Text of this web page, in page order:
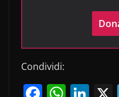
Condividi: